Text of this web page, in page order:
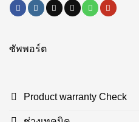
ซัพพอร์ต
Product warranty Check